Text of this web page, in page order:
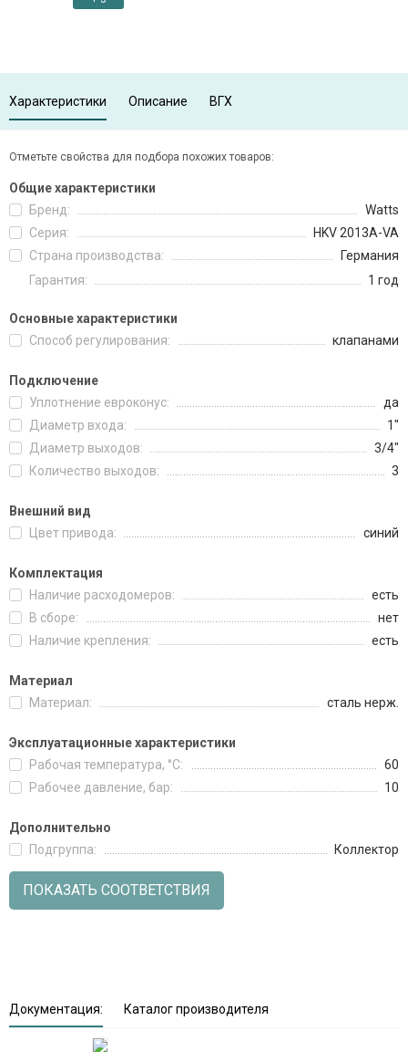
Характеристики Описание ВГХ
Отметьте свойства для подбора похожих товаров:
Общие характеристики
Бренд:
Watts
Серия:
HKV 2013A-VA
Страна производства:
Германия
Гарантия:
1 год
Основные характеристики
Способ регулирования:
клапанами
Подключение
Уплотнение евроконус:
да
Диаметр входа:
1"
Диаметр выходов:
3/4"
Количество выходов:
3
Внешний вид
Цвет привода:
синий
Комплектация
Наличие расходомеров:
есть
В сборе:
нет
Наличие крепления:
есть
Материал
Материал:
сталь нерж.
Эксплуатационные характеристики
Рабочая температура, °C:
60
Рабочее давление, бар:
10
Дополнительно
Подгруппа:
Коллектор
ПОКАЗАТЬ СООТВЕТСТВИЯ
Документация: Каталог производителя